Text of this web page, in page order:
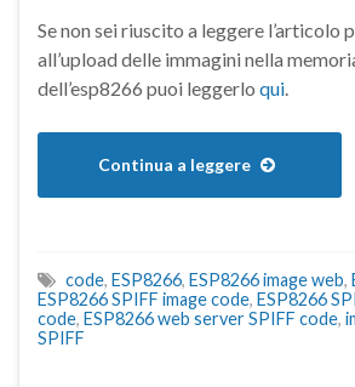
Se non sei riuscito a leggere l’articolo
all’upload delle immagini nella
dell’esp8266 puoi leggerlo qui.
Continua a leggere
code, ESP8266, ESP8266 image web,
ESP8266 SPIFF image code, ESP8266
code, ESP8266 web server SPIFF code,
SPIFF